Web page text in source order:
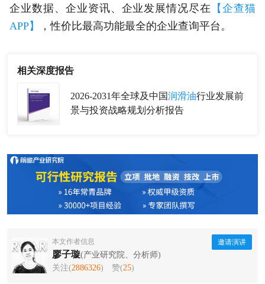
企业数据、企业资讯、企业发展情况尽在
【企查猫
APP】
，性价比最高功能最全的企业查询平台。
相关深度报告
2026-2031年全球及中国润滑油行业发展前
景与投资战略规划分析报告
本文作者信息
廖子璇(产业研究院、分析师)
关注(2886326) 赞(25)
邀请演讲